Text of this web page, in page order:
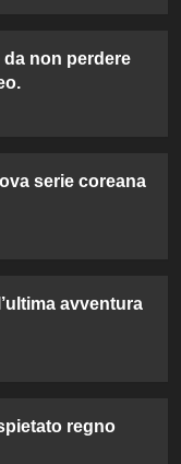
da non perdere
serie coreana
avventura
regno